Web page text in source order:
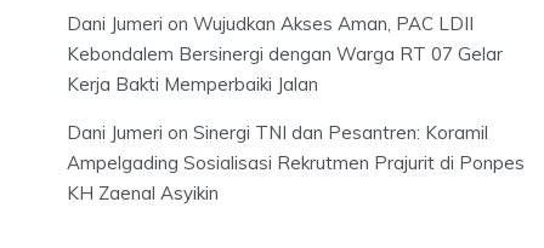
Dani Jumeri on Wujudkan Akses Aman, PAC LDII
Kebondalem Bersinergi dengan Warga RT 07 Gelar
Kerja Bakti Memperbaiki Jalan
Dani Jumeri on Sinergi TNI dan Pesantren: Koramil
Ampelgading Sosialisasi Rekrutmen Prajurit di Ponpes
KH Zaenal Asyikin